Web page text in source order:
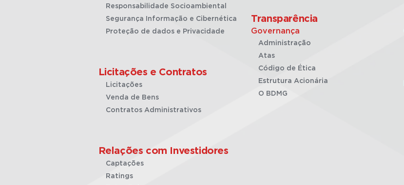
Responsabilidade Socioambiental
Segurança Informação e Cibernética
Proteção de dados e Privacidade
Licitações e Contratos
Licitações
Venda de Bens
Contratos Administrativos
Relações com Investidores
Captações
Ratings
Transparência
Governança
Administração
Atas
Código de Ética
Estrutura Acionária
O BDMG